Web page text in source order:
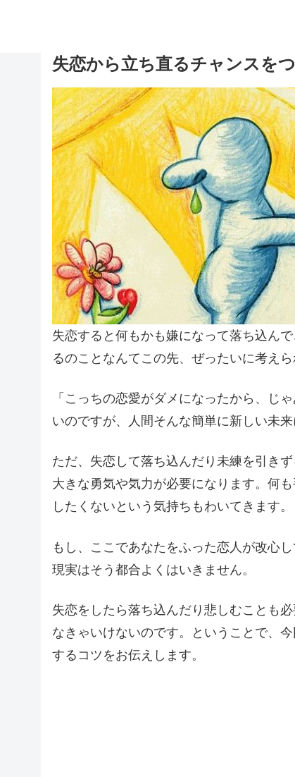
失恋から立ち直るチャンスを
失恋すると何もかも嫌になって落ち込ん
るのことなんてこの先、ぜったいに考え
「こっちの恋愛がダメになったから、じ
いのですが、人間そんな簡単に新しい未
ただ、失恋して落ち込んだり未練を引き
大きな勇気や気力が必要になります。何
したくないという気持ちもわいてきます。
もし、ここであなたをふった恋人が改心
現実はそう都合よくはいきません。
失恋をしたら落ち込んだり悲しむことも
なきゃいけないのです。ということで、
するコツをお伝えします。